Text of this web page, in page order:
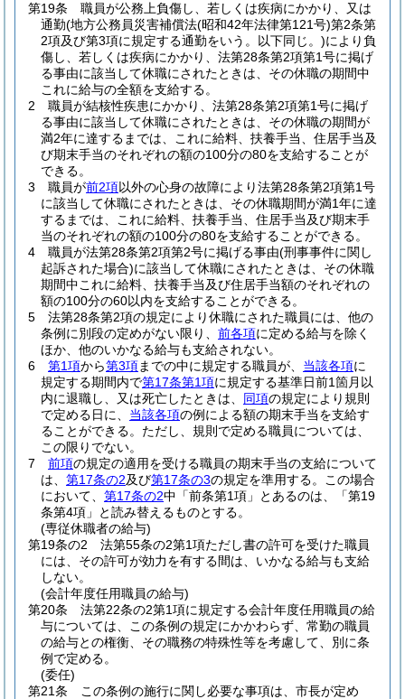
第19条
職員が公務上負傷し、若しくは疾病にかかり、又は
通勤(地方公務員災害補償法(昭和42年法律第121号)第2条第
2項及び第3項に規定する通勤をいう。以下同じ。)により負
傷し、若しくは疾病にかかり、法第28条第2項第1号に掲げ
る事由に該当して休職にされたときは、その休職の期間中
これに給与の全額を支給する。
2
職員が結核性疾患にかかり、法第28条第2項第1号に掲げ
る事由に該当して休職にされたときは、その休職の期間が
満2年に達するまでは、これに給料、扶養手当、住居手当及
び期末手当のそれぞれの額の100分の80を支給することが
できる。
3
職員が前2項以外の心身の故障により法第28条第2項第1号
に該当して休職にされたときは、その休職期間が満1年に達
するまでは、これに給料、扶養手当、住居手当及び期末手
当のそれぞれの額の100分の80を支給することができる。
4
職員が法第28条第2項第2号に掲げる事由(刑事事件に関し
起訴された場合)に該当して休職にされたときは、その休職
期間中これに給料、扶養手当及び住居手当額のそれぞれの
額の100分の60以内を支給することができる。
5
法第28条第2項の規定により休職にされた職員には、他の
条例に別段の定めがない限り、 前各項に定める給与を除く
ほか、他のいかなる給与も支給されない。
6
第1項から第3項までの中に規定する職員が、 当該各項に
規定する期間内で第17条第1項に規定する基準日前1箇月以
内に退職し、又は死亡したときは、 同項の規定により規則
で定める日に、 当該各項の例による額の期末手当を支給す
ることができる。 ただし、規則で定める職員については、
この限りでない。
7
前項の規定の適用を受ける職員の期末手当の支給について
は、 第17条の2及び第17条の3の規定を準用する。
この場合
において、 第17条の2中「前条第1項」とあるのは、「第19
条第4項」と読み替えるものとする。
(専従休職者の給与)
第19条の2
法第55条の2第1項ただし書の許可を受けた職員
には、その許可が効力を有する間は、いかなる給与も支給
しない。
(会計年度任用職員の給与)
第20条
法第22条の2第1項に規定する会計年度任用職員の給
与については、この条例の規定にかかわらず、常勤の職員
の給与との権衡、その職務の特殊性等を考慮して、別に条
例で定める。
(委任)
第21条
この条例の施行に関し必要な事項は、市長が定め